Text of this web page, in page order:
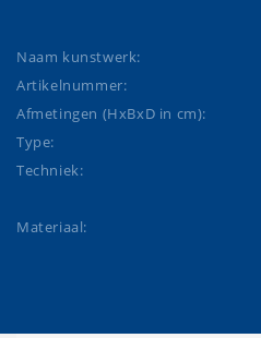
Naam kunstwerk:
Artikelnummer:
Afmetingen (HxBxD in cm):
Type:
Techniek:
Materiaal: